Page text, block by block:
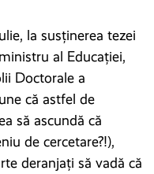
la susținerea tezei
al Educației,
Doctorale a
că astfel de
să ascundă că
de cercetare?!),
deranjați să vadă că